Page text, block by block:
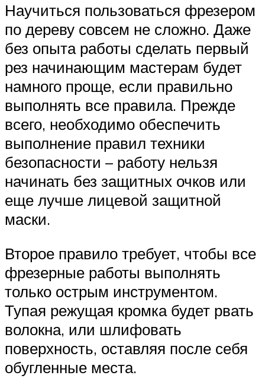
Научиться пользоваться фрезером
по дереву совсем не сложно. Даже
без опыта работы сделать первый
рез начинающим мастерам будет
намного проще, если правильно
выполнять все правила. Прежде
всего, необходимо обеспечить
выполнение правил техники
безопасности – работу нельзя
начинать без защитных очков или
еще лучше лицевой защитной
маски.
Второе правило требует, чтобы все
фрезерные работы выполнять
только острым инструментом.
Тупая режущая кромка будет рвать
волокна, или шлифовать
поверхность, оставляя после себя
обугленные места.